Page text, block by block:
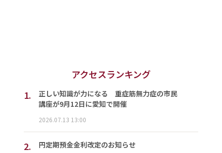
アクセスランキング
1.
正しい知識が力になる 重症筋無力症の市民
講座が9月12日に愛知で開催
2026.07.13 13:00
2. 円定期預金金利改定のお知らせ